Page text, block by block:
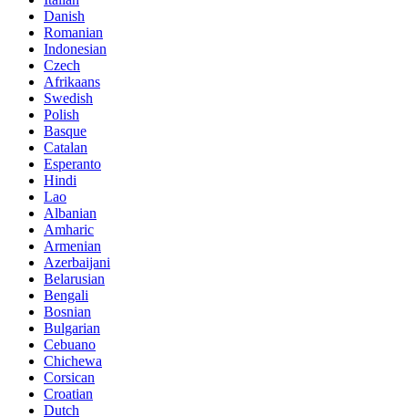
Danish
Romanian
Indonesian
Czech
Afrikaans
Swedish
Polish
Basque
Catalan
Esperanto
Hindi
Lao
Albanian
Amharic
Armenian
Azerbaijani
Belarusian
Bengali
Bosnian
Bulgarian
Cebuano
Chichewa
Corsican
Croatian
Dutch